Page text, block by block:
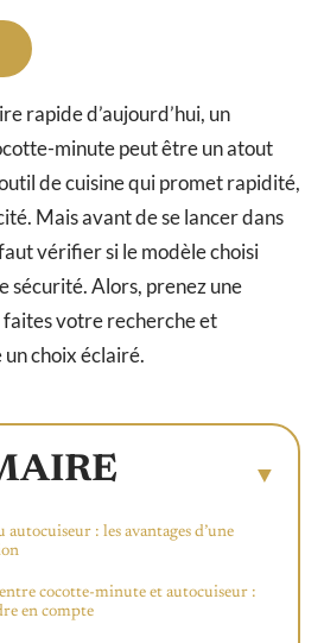
rapide d’aujourd’hui, un
minute peut être un atout
de cuisine qui promet rapidité,
Mais avant de se lancer dans
vérifier si le modèle choisi
sécurité. Alors, prenez une
votre recherche et
choix éclairé.
: les avantages d’une
cocotte-minute et autocuiseur :
en compte